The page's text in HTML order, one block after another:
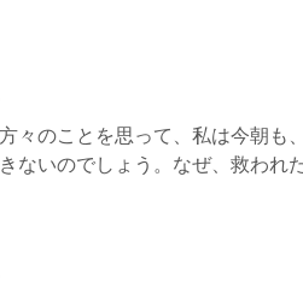
々のことを思って、私は今朝も
ないのでしょう。なぜ、救われ